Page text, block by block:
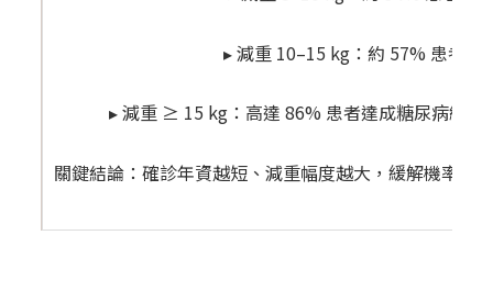
▸ 減重 10–15 kg：約 57% 患者達
▸ 減重 ≥ 15 kg：高達 86% 患者達成糖尿病緩解
關鍵結論：確診年資越短、減重幅度越大，緩解機率越